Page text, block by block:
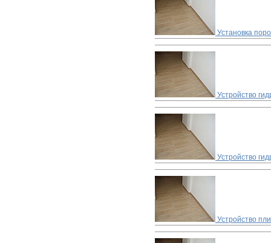
Установка
Устройство
Устройство
Устройство